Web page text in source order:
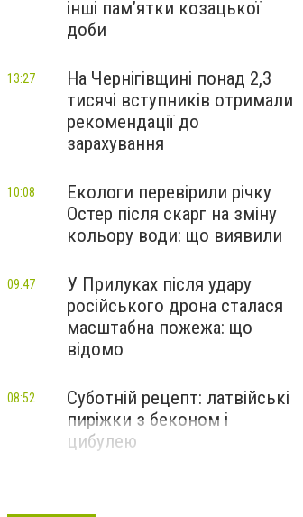
інші пам’ятки козацької
доби
На Чернігівщині понад 2,3
тисячі вступників отримали
рекомендації до
зарахування
13:27
Екологи перевірили річку
Остер після скарг на зміну
кольору води: що виявили
10:08
У Прилуках після удару
російського дрона сталася
масштабна пожежа: що
відомо
09:47
Суботній рецепт: латвійські
пиріжки з беконом і
цибулею
08:52